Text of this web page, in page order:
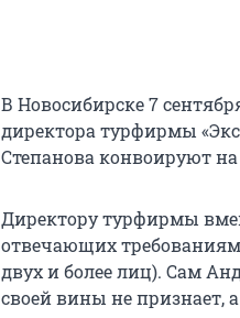
В Новосибирске 7
директора турфирмы
Степанова конвоируют
Директору турфирмы
отвечающих
двух и более лиц). Сам
своей вины не признает,